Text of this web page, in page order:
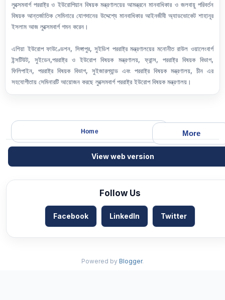
লুক্সেমবার্গ পররাষ্ট্র ও ইউরোপিয়ান বিষয়ক মন্ত্রণালয়ের আমন্ত্রনে মানবাধিকার ও জলবায়ু পরিবর্তন
বিষয়ক আন্তর্জাতিক সেমিনারে যোগদানের উদ্দেশ্যে মানবাধিকার আইনজীবী অ্যাডভোকেট শাহানূর
ইসলাম আজ লুক্সেমবার্গ গমন করেন।
এশিয়া ইউরোপ ফাউণ্ডেশন, সিঙ্গাপুর, সুইডিশ পররাষ্ট্র মন্ত্রণালয়ের মনোনীত রাউল ওয়ালেংবার্গ
ইন্সটিউট, সুইডেন,পররাষ্ট্র ও ইউরোপ বিষয়ক মন্ত্রণালয়, ফ্রান্স, পররাষ্ট্র বিষয়ক বিভাগ,
ফিলিপাইন, পররাষ্ট্র বিষয়ক বিভাগ, সুইজারল্যান্ড এবং পররাষ্ট্র বিষয়ক মন্ত্রণালয়, চীন এর
সহযোগীতায় সেমিনারটি আয়োজন করছে লুক্সেমবার্গ পররাষ্ট্র ইউরোপ বিষয়ক মন্ত্রণালয়।
More
Home
View web version
Follow Us
Facebook LinkedIn Twitter
Powered by Blogger.